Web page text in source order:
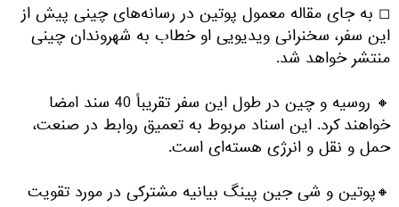
◻ به جای مقاله معمول پوتین در رسانه‌های چینی پیش از
این سفر، سخنرانی ویدیویی او خطاب به شهروندان چینی
منتشر خواهد شد.
🔸 روسیه و چین در طول این سفر تقریباً 40 سند امضا
خواهند کرد. این اسناد مربوط به تعمیق روابط در صنعت،
حمل و نقل و انرژی هسته‌ای است.
🔸پوتین و شی جین پینگ بیانیه مشترکی در مورد تقویت